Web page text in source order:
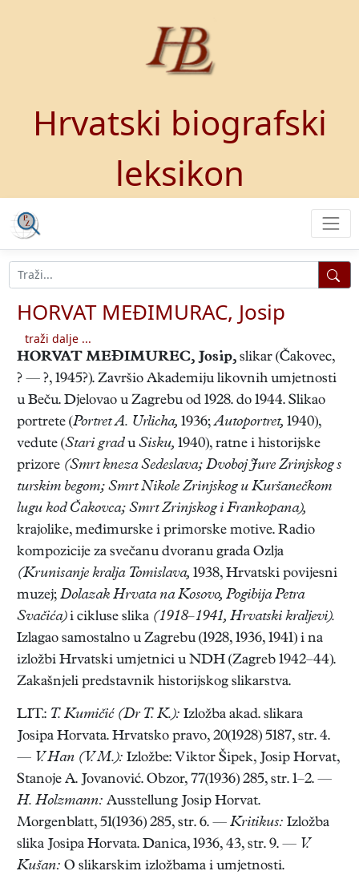
Hrvatski biografski
leksikon
HORVAT MEĐIMURAC, Josip
traži dalje ...
HORVAT MEĐIMUREC, Josip, slikar (Čakovec,
? — ?, 1945?). Završio Akademiju likovnih umjetnosti
u Beču. Djelovao u Zagrebu od 1928. do 1944. Slikao
portrete (Portret A. Urlicha, 1936;Autoportret, 1940),
vedute (Stari gradu Sisku, 1940), ratne i historijske
prizore (Smrt kneza Sedeslava; Dvoboj Jure Zrinjskog s
turskim begom; Smrt Nikole Zrinjskog u Kuršanečkom
lugu kod Čakovca; Smrt Zrinjskog i Frankopana),
krajolike, međimurske i primorske motive. Radio
kompozicije za svečanu dvoranu grada Ozlja
(Krunisanje kralja Tomislava, 1938, Hrvatski povijesni
muzej; Dolazak Hrvata na Kosovo, Pogibija Petra
Svačića)i cikluse slika (1918–1941, Hrvatski kraljevi).
Izlagao samostalno u Zagrebu (1928, 1936, 1941) i na
izložbi Hrvatski umjetnici u NDH (Zagreb 1942–44).
Zakašnjeli predstavnik historijskog slikarstva.
LIT.: T. Kumičić (Dr T. K.): Izložba akad. slikara
Josipa Horvata. Hrvatsko pravo, 20(1928) 5187, str. 4.
— V. Han (V. M.): Izložbe: Viktor Šipek, Josip Horvat,
Stanoje A. Jovanović. Obzor, 77(1936) 285, str. 1–2. —
H. Holzmann: Ausstellung Josip Horvat.
Morgenblatt, 51(1936) 285, str. 6. — Kritikus: Izložba
slika Josipa Horvata. Danica, 1936, 43, str. 9. — V.
Kušan: O slikarskim izložbama i umjetnosti.